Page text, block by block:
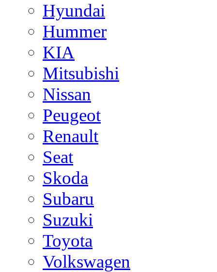
Hyundai
Hummer
KIA
Mitsubishi
Nissan
Peugeot
Renault
Seat
Skoda
Subaru
Suzuki
Toyota
Volkswagen